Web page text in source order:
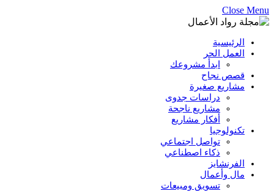
Close Menu
الرئيسية
العمل الحر
ابدأ مشروعك
قصص نجاح
مشاريع صغيرة
دراسات جدوى
مشاريع ناجحة
أفكار مشاريع
تكنولوجيا
تواصل اجتماعي
ذكاء اصطناعي
الفرنشايز
مال وأعمال
تسويق ومبيعات